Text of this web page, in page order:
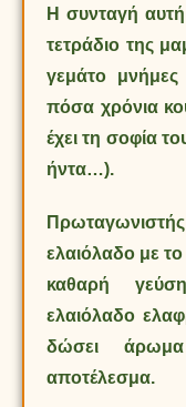
Η συνταγή
τετράδιο της
γεμάτο
πόσα χρόνια
έχει τη σοφία
ήντα…).
ελαιόλαδο με
καθαρή
ελαιόλαδο
δώσει
αποτέλεσμα.